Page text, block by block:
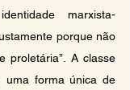
marxista-
porque não
proletária’’. A classe
uma forma única de